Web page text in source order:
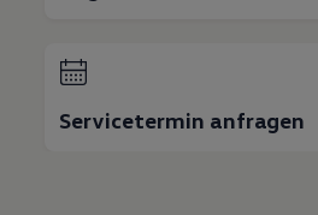
Servicetermin anfragen